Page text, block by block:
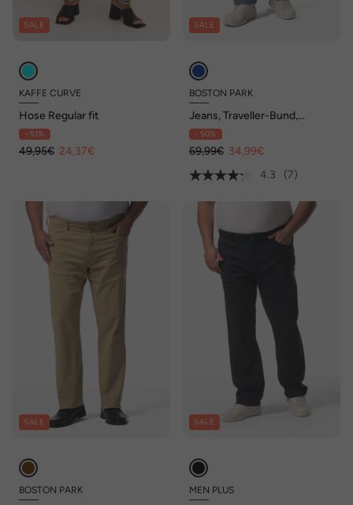
SALE
KAFFE CURVE
Hose Regular fit
- 51%
49,95€ 24,37€
SALE
BOSTON PARK
Jeans, Traveller-Bund,
Swingpocket, 5-Pocket,
Regular Fit, bis 72/36
- 50%
69,99€ 34,99€
4.3
(7)
SALE
BOSTON PARK
SALE
MEN PLUS